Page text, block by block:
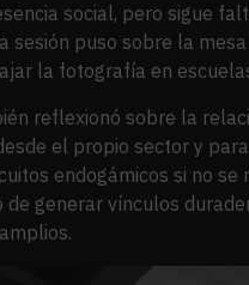
social, pero sigue
sesión puso sobre la
la fotografía en
reflexionó sobre la
el propio sector y
endogámicos si no
de generar vínculos